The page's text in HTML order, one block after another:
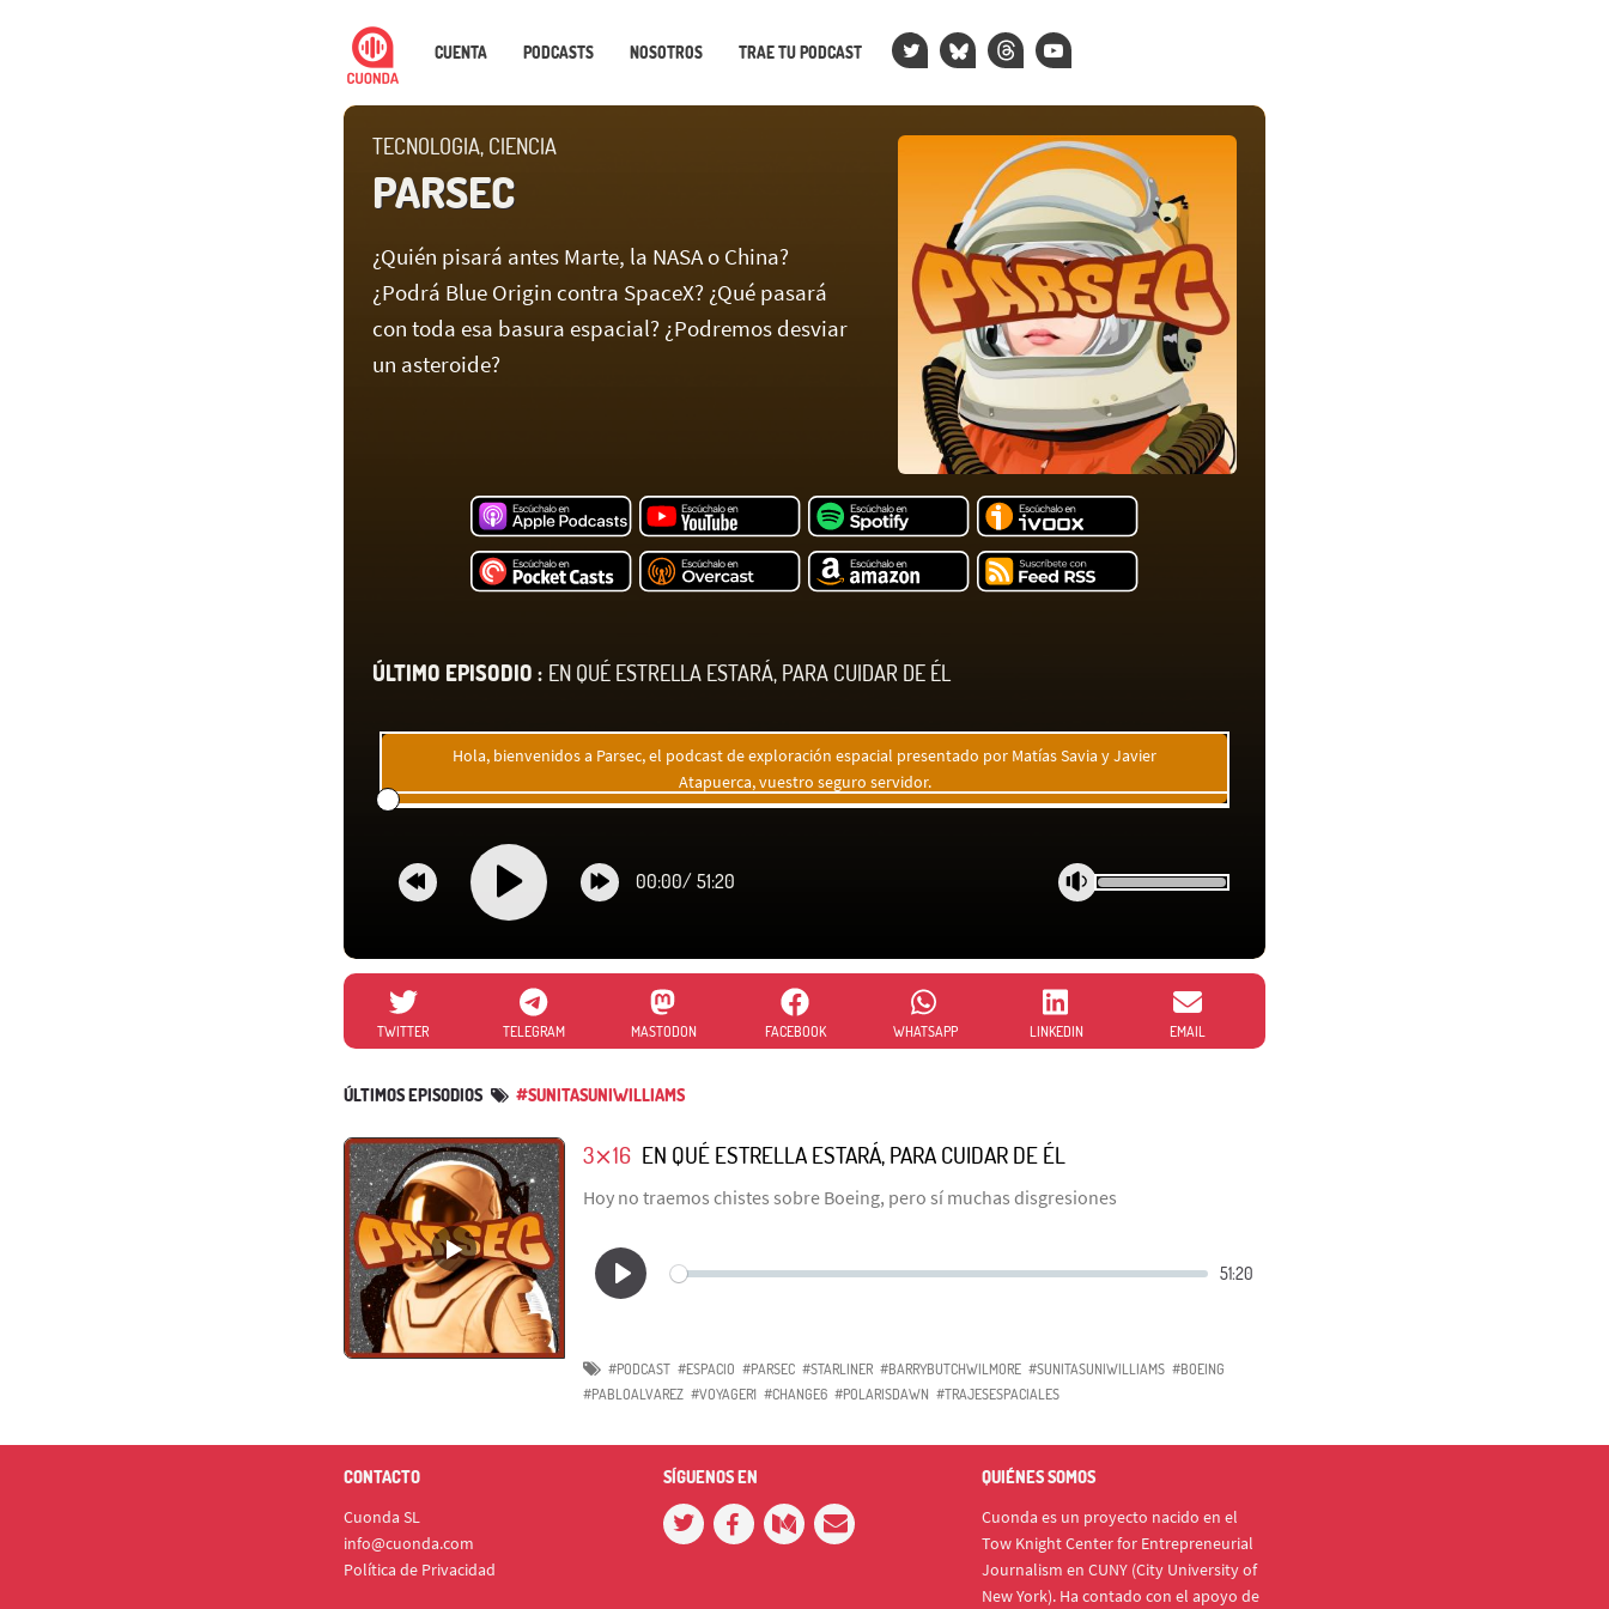
CUENTA PODCASTS NOSOTROS TRAE TU PODCAST
TECNOLOGIA, CIENCIA
PARSEC
¿Quién pisará antes Marte, la NASA o China?
¿Podrá Blue Origin contra SpaceX? ¿Qué pasará
con toda esa basura espacial? ¿Podremos desviar
un asteroide?
ÚLTIMO EPISODIO : EN QUÉ ESTRELLA ESTARÁ, PARA CUIDAR DE ÉL
Hola, bienvenidos a Parsec, el podcast de exploración espacial presentado por Matías Savia y Javier
Atapuerca, vuestro seguro servidor.
00:00/ 51:20
TWITTER TELEGRAM MASTODON FACEBOOK WHATSAPP LINKEDIN EMAIL
ÚLTIMOS EPISODIOS #SUNITASUNIWILLIAMS
3⨯16 EN QUÉ ESTRELLA ESTARÁ, PARA CUIDAR DE ÉL
Hoy no traemos chistes sobre Boeing, pero sí muchas disgresiones
#PODCAST #ESPACIO #PARSEC #STARLINER #BARRYBUTCHWILMORE #SUNITASUNIWILLIAMS #BOEING
#PABLOALVAREZ #VOYAGER1 #CHANGE6 #POLARISDAWN #TRAJESESPACIALES
CONTACTO
Cuonda SL
info@cuonda.com
Política de Privacidad
SÍGUENOS EN QUIÉNES SOMOS
Cuonda es un proyecto nacido en el
Tow Knight Center for Entrepreneurial
Journalism en CUNY (City University of
New York). Ha contado con el apoyo de